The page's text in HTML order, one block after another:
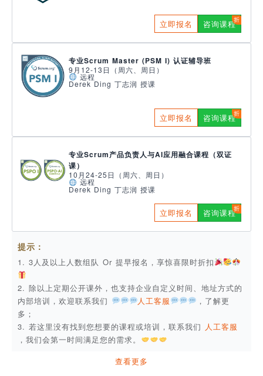
立即报名 咨询课程
专业Scrum Master (PSM I) 认证辅导班
9月12-13日（周六、周日）
远程
Derek Ding 丁志润 授课
立即报名 咨询课程
专业Scrum产品负责人与AI应用融合课程（双证
课）
10月24-25日（周六、周日）
远程
Derek Ding 丁志润 授课
立即报名 咨询课程
提示：
1. 3人及以上人数组队 Or 提早报名，享惊喜限时折扣
2. 除以上定期公开课外，也支持企业自定义时间、地址方式的
内部培训，欢迎联系我们
人工客服
，了解更
多；
3. 若这里没有找到您想要的课程或培训，联系我们 人工客服
，我们会第一时间满足您的需求。
查看更多